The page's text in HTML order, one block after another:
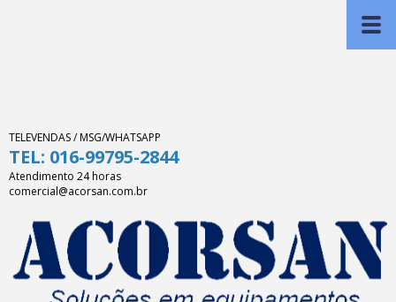
TELEVENDAS / MSG/WHATSAPP
TEL: 016-99795-2844
Atendimento 24 horas
comercial@acorsan.com.br